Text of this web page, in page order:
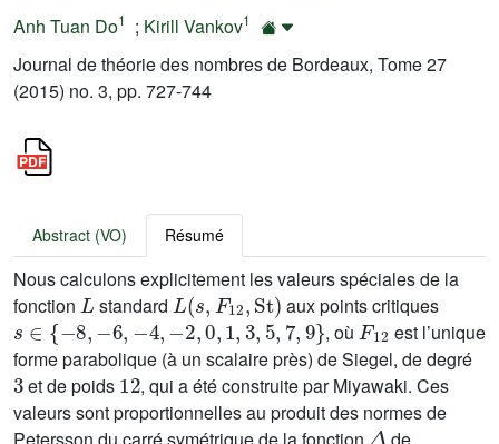
Anh Tuan Do1 ; Kirill Vankov1
Journal de théorie des nombres de Bordeaux, Tome 27
(2015) no. 3, pp. 727-744
Abstract (VO) Résumé
Nous calculons explicitement les valeurs spéciales de la
fonction
L
standard
L(s,F12,St)
aux points critiques
s∈{-8,-6,-4,-2,0,1,3,5,7,9}
, où
F12
est l’unique
forme parabolique (à un scalaire près) de Siegel, de degré
3
et de poids
12
, qui a été construite par Miyawaki. Ces
valeurs sont proportionnelles au produit des normes de
Petersson du carré symétrique de la fonction
Δ
de